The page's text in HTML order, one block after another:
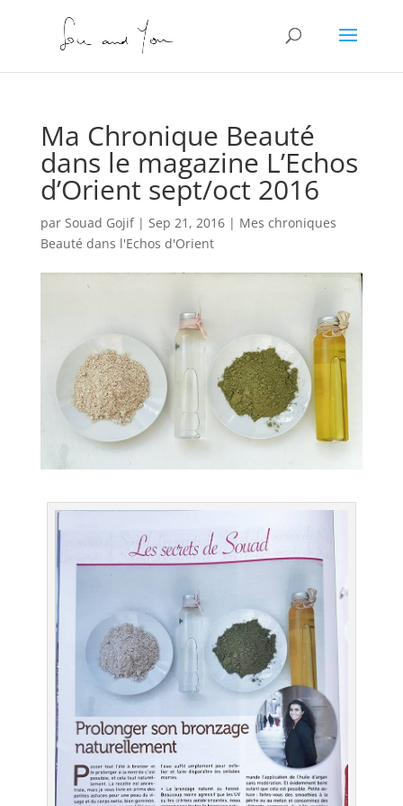
Ma Chronique Beauté
dans le magazine L’Echos
d’Orient sept/oct 2016
par Souad Gojif| Sep 21, 2016| Mes chroniques
Beauté dans l'Echos d'Orient